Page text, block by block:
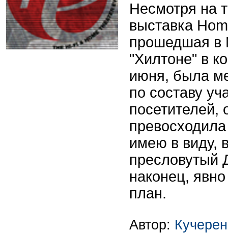
Несмотря на
выставка
прошедшая в
"Хилтоне" в
июня, была
по составу
посетителей,
имею в виду,
пресловутый
наконец,
план.
Автор: